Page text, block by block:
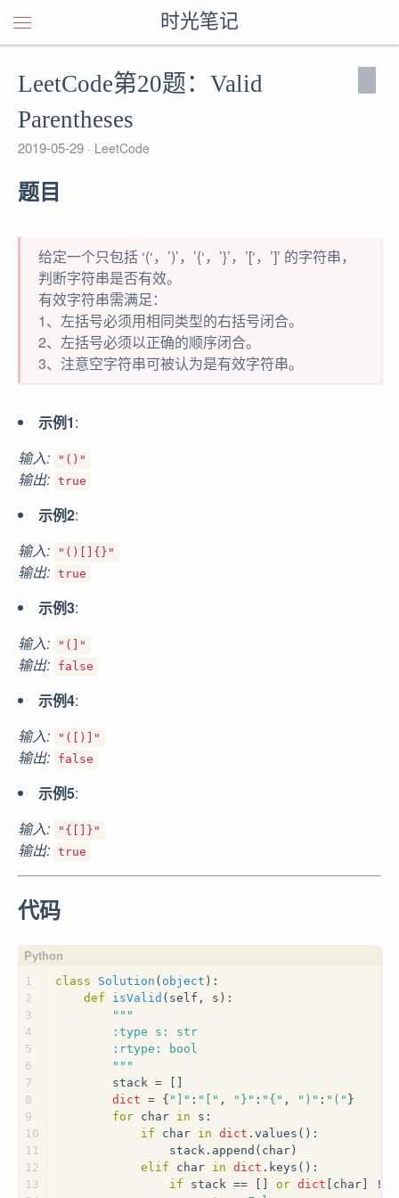
时光笔记
LeetCode第20题：Valid
Parentheses
2019-05-29 LeetCode
题目
给定一个只包括 ‘(‘，’)’，’{‘，’}’，’[‘，’]’ 的字符串，
判断字符串是否有效。
有效字符串需满足：
1、左括号必须用相同类型的右括号闭合。
2、左括号必须以正确的顺序闭合。
3、注意空字符串可被认为是有效字符串。
示例1:
输入:
"()"
输出: true
示例2:
输入:
"()[]{}"
输出: true
示例3:
输入:
"(]"
输出: false
示例4:
输入:
"([)]"
输出: false
示例5:
输入:
"{[]}"
输出: true
代码
1
2
3
4
5
6
7
8
9
10
11
12
13
class Solution ( object ):
def
isValid ( self, s ):
"""
        :type s: str
        :rtype: bool
        """
        stack = []
dict = { "]" : "[" , "}" : "{" , ")" : "(" }
for char in s:
if char in dict .values():
                stack.append(char)
elif char in dict .keys():
if stack == [] or dict [char] !=